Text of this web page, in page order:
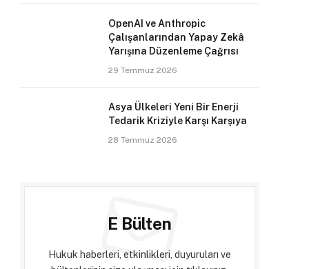
OpenAI ve Anthropic
Çalışanlarından Yapay Zekâ
Yarışına Düzenleme Çağrısı
29 Temmuz 2026
Asya Ülkeleri Yeni Bir Enerji
Tedarik Kriziyle Karşı Karşıya
28 Temmuz 2026
E Bülten
Hukuk haberleri, etkinlikleri, duyuruları ve